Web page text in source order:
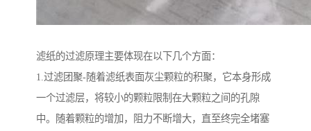
滤纸的过滤原理主要体现在以下几个方面：
1.过滤团聚-随着滤纸表面灰尘颗粒的积聚，它本身形成
一个过滤层，将较小的颗粒限制在大颗粒之间的孔隙
中。随着颗粒的增加，阻力不断增大，直至终完全堵塞